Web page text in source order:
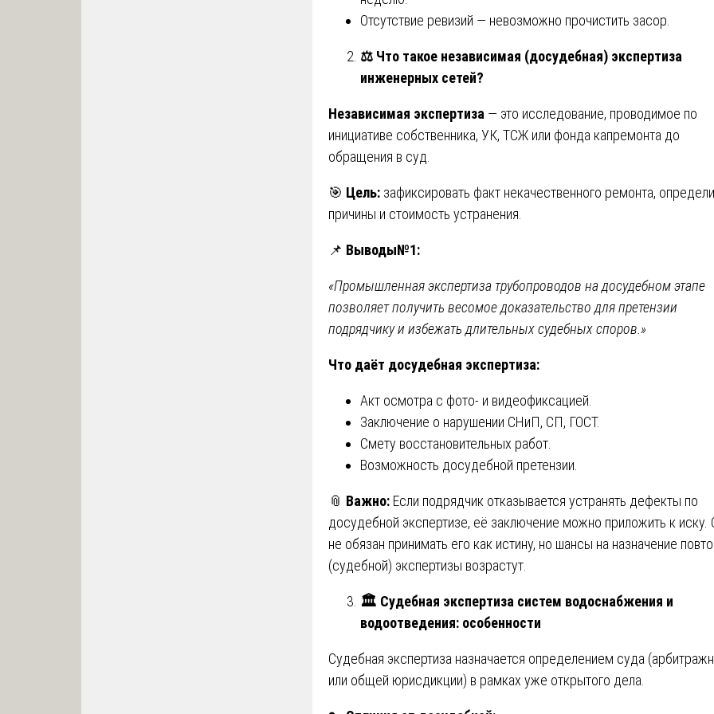
Отсутствие ревизий — невозможно прочистить засор.
⚖️ Что такое независимая (досудебная) экспертиза
инженерных сетей?
Независимая экспертиза — это исследование, проводимое по
инициативе собственника, УК, ТСЖ или фонда капремонта до
обращения в суд.
🎯 Цель: зафиксировать факт некачественного ремонта,
причины и стоимость устранения.
📌 Выводы№1:
«Промышленная экспертиза трубопроводов на досудебном этапе
позволяет получить весомое доказательство для претензии
подрядчику и избежать длительных судебных споров.»
Что даёт досудебная экспертиза:
Акт осмотра с фото- и видеофиксацией.
Заключение о нарушении СНиП, СП, ГОСТ.
Смету восстановительных работ.
Возможность досудебной претензии.
📎 Важно: Если подрядчик отказывается устранять дефекты по
досудебной экспертизе, её заключение можно приложить к иску.
не обязан принимать его как истину, но шансы на назначение
(судебной) экспертизы возрастут.
🏛 ️ Судебная экспертиза систем водоснабжения и
водоотведения: особенности
Судебная экспертиза назначается определением суда
или общей юрисдикции) в рамках уже открытого дела.